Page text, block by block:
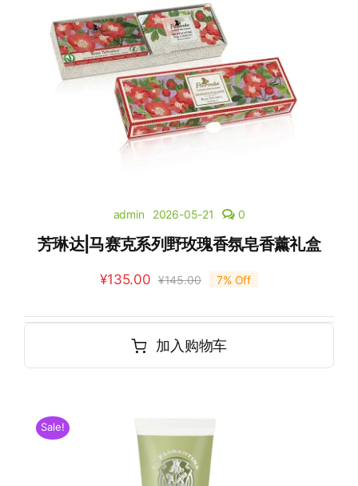
admin 2026-05-21 0
芳琳达|马赛克系列野玫瑰香氛皂香薰礼盒
¥145.00
¥135.00 7% Off
加入购物车
Sale!